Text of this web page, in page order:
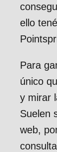
ello
Para
único
y mirar
Suelen
web,